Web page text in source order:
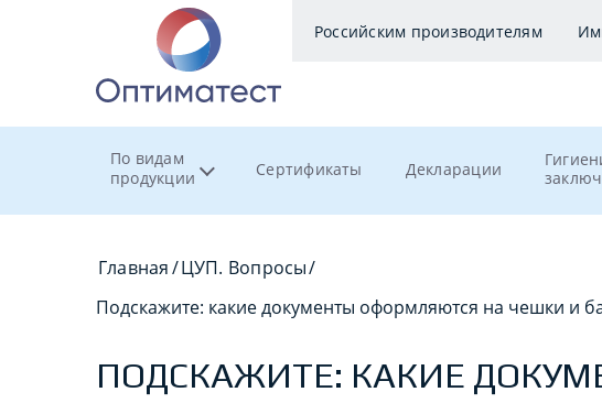
Российским производителям
По видам
продукции
Сертификаты Декларации
Главная/ЦУП. Вопросы/
Подскажите: какие документы оформляются на чешки и
ПОДСКАЖИТЕ: КАКИЕ